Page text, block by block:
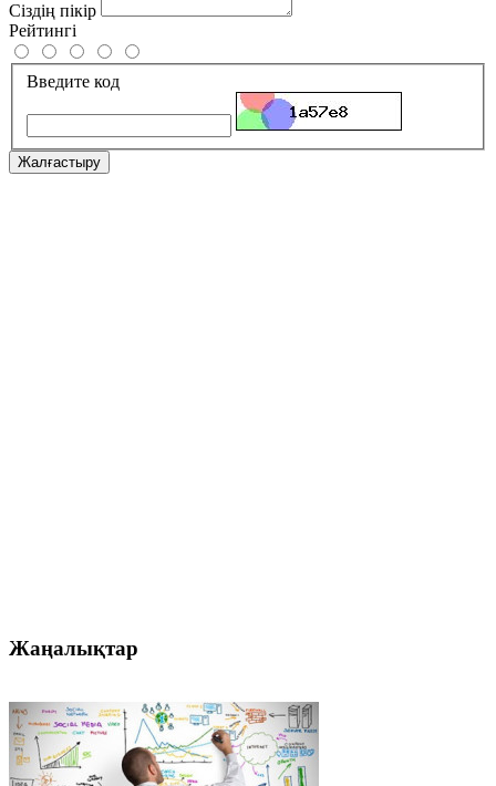
Сіздің пікір
Рейтингі
Введите код
Жалғастыру
Жаңалықтар